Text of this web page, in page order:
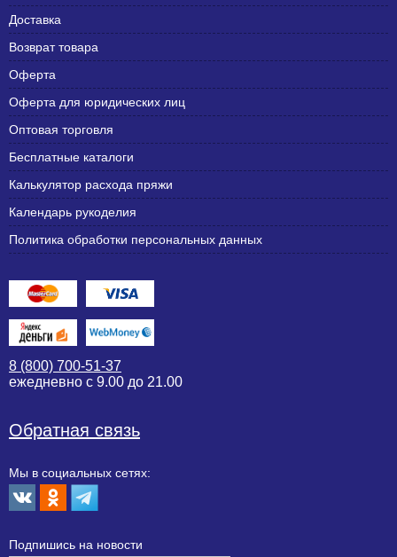
Доставка
Возврат товара
Оферта
Оферта для юридических лиц
Оптовая торговля
Бесплатные каталоги
Калькулятор расхода пряжи
Календарь рукоделия
Политика обработки персональных данных
8 (800) 700-51-37
ежедневно с 9.00 до 21.00
Обратная связь
Мы в социальных сетях:
Подпишиcь на новости